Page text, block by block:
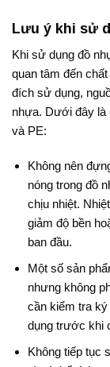
Lưu ý khi sử
Khi sử dụng đồ
quan tâm đến
đích sử dụng,
nhựa. Dưới đây là
và PE:
Không nên
nóng trong đồ
chịu nhiệt.
giảm độ bền
ban đầu.
Một số sản
nhưng không
cần kiểm tra
dụng trước khi
Không tiếp tục